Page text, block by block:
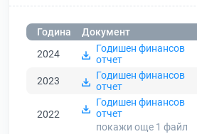
Година
Документ
2024
Годишен финансов
отчет
2023
Годишен финансов
отчет
2022
Годишен финансов
отчет
покажи още 1 файл